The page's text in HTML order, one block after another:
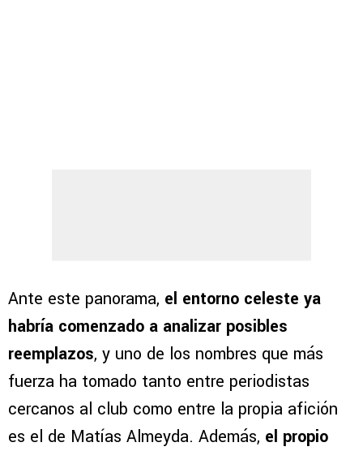
Ante este panorama, el entorno celeste ya
habría comenzado a analizar posibles
reemplazos, y uno de los nombres que más
fuerza ha tomado tanto entre periodistas
cercanos al club como entre la propia afición
es el de Matías Almeyda. Además, el propio